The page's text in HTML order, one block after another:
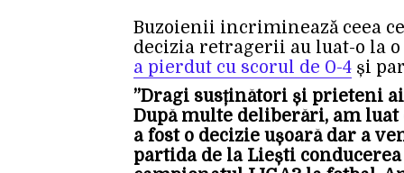
Buzoienii incriminează ceea
decizia retragerii au luat-o la
a pierdut cu scorul de 0-4 și
”Dragi susținători și prieteni
După multe deliberări, am
a fost o decizie ușoară dar a
partida de la Liești